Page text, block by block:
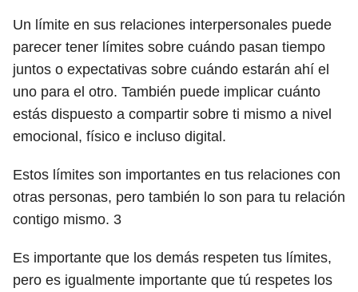
Un límite en sus relaciones interpersonales puede
parecer tener límites sobre cuándo pasan tiempo
juntos o expectativas sobre cuándo estarán ahí el
uno para el otro. También puede implicar cuánto
estás dispuesto a compartir sobre ti mismo a nivel
emocional, físico e incluso digital.
Estos límites son importantes en tus relaciones con
otras personas, pero también lo son para tu relación
contigo mismo. 3
Es importante que los demás respeten tus límites,
pero es igualmente importante que tú respetes los